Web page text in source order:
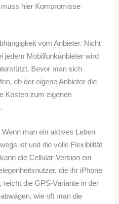
hier Kompromisse
vom Anbieter. Nicht
jedem Mobilfunkanbieter wird
Bevor man sich
ob der eigene Anbieter die
Kosten zum eigenen
man ein aktives Leben
ist und die volle Flexibilität
die Cellular-Version ein
die ihr iPhone
reicht die GPS-Variante in der
wie oft man die